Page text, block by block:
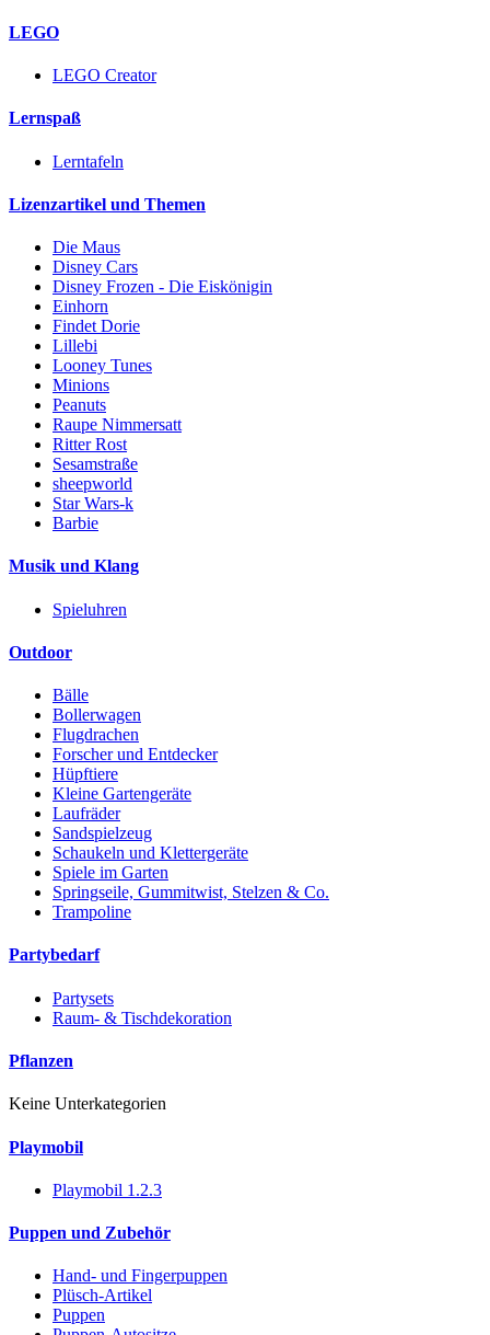
LEGO
LEGO Creator
Lernspaß
Lerntafeln
Lizenzartikel und Themen
Die Maus
Disney Cars
Disney Frozen - Die Eiskönigin
Einhorn
Findet Dorie
Lillebi
Looney Tunes
Minions
Peanuts
Raupe Nimmersatt
Ritter Rost
Sesamstraße
sheepworld
Star Wars-k
Barbie
Musik und Klang
Spieluhren
Outdoor
Bälle
Bollerwagen
Flugdrachen
Forscher und Entdecker
Hüpftiere
Kleine Gartengeräte
Laufräder
Sandspielzeug
Schaukeln und Klettergeräte
Spiele im Garten
Springseile, Gummitwist, Stelzen & Co.
Trampoline
Partybedarf
Partysets
Raum- & Tischdekoration
Pflanzen
Keine Unterkategorien
Playmobil
Playmobil 1.2.3
Puppen und Zubehör
Hand- und Fingerpuppen
Plüsch-Artikel
Puppen